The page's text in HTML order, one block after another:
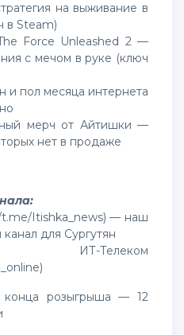
на выживание в
в Steam)
Force Unleashed 2 —
с мечом в руке (ключ
и пол месяца интернета
мерч от Айтишки —
нет в продаже
Itishka_news) — наш
для Сургутян
Телеком
)